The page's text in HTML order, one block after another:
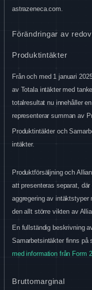
astrazeneca.com.
Förändringar av
Produktintäkter
Från och med 1 januari
av Totala intäkter med
totalresultat nu innehåller
representerar summan av
Produktintäkter och
intäkter.
Produktförsäljning och
att presenteras separat,
aggregering av intäktstyper
den allt större vikten av
En fullständig beskrivning
Samarbetsintäkter finns på
med information från Form
Bruttomarginal